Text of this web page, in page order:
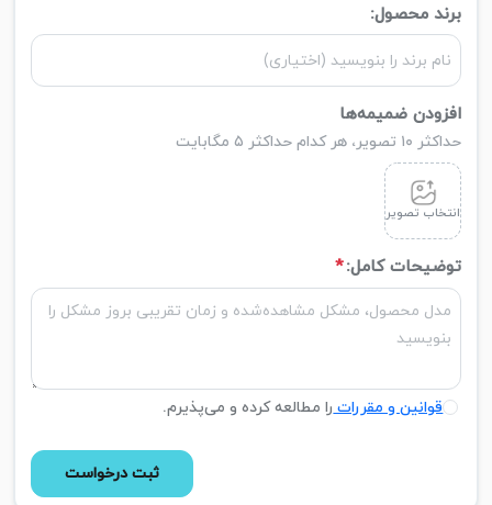
برند محصول:
افزودن ضمیمه‌ها
حداکثر ۱۰ تصویر، هر کدام حداکثر ۵ مگابایت
انتخاب تصویر
توضیحات کامل:*
قوانین و مقرراترا مطالعه کرده و می‌پذیرم.
ثبت درخواست